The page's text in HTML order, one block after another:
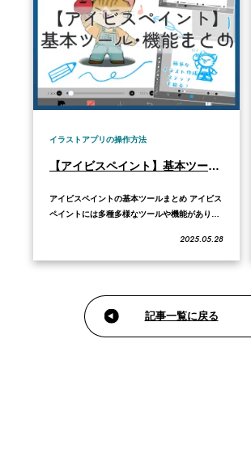
イラストアプリの操作方法
【アイビスペイント】基本ツール・基本機能の使い方
アイビスペイントの基本ツールまとめ アイビス
ペイントには多種多様なツールや機能がありま
順に覚えていくと良いでしょう。ここでは初心
2025.05.28
記事一覧に戻る